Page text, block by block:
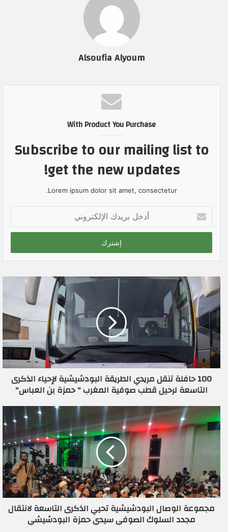
Alsoufia Alyoum
With Product You Purchase
Subscribe to our mailing list to
get the new updates!
Lorem ipsum dolor sit amet, consectetur.
خ
ب
ي
ك
ك
و
100 حافلة تنقل مريدي الطريقة البودشيشية لإحياء الذكرى
التاسعة لرحيل قطب صوفية المغرب " حمزة بن العباس"
مجموعة الوصال البودشيشية تحيي الذكرى التاسعة لانتقال
مجدد السلوك الصوفي سيدي حمزة البودشيشي